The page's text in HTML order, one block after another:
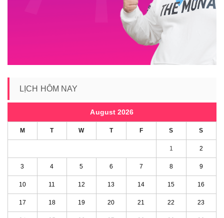
LỊCH HÔM NAY
August 2026
M T W T F S S
1 2
3 4 5 6 7 8 9
10 11 12 13 14 15 16
17 18 19 20 21 22 23